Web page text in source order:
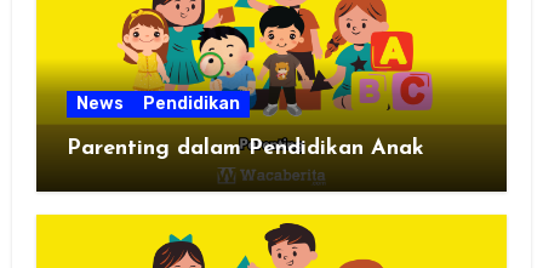
News Pendidikan
Parenting dalam Pendidikan Anak